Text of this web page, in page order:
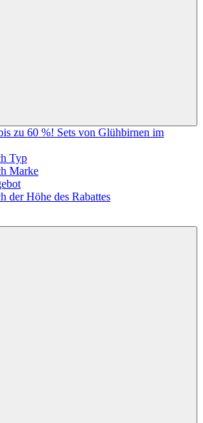
zu 60 %! Sets von Glühbirnen im
Typ
Marke
der Höhe des Rabattes